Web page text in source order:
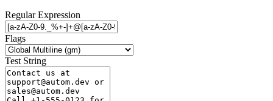
Regular Expression
Flags
Test String